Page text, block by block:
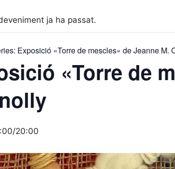
ja ha passat.
Exposició «Torre de mescles» de Jeanne M.
«Torre de
/20:00